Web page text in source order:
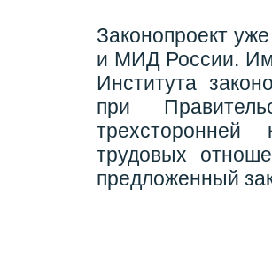
Законопроект
и МИД России.
Института
при
трудовых
предложенный